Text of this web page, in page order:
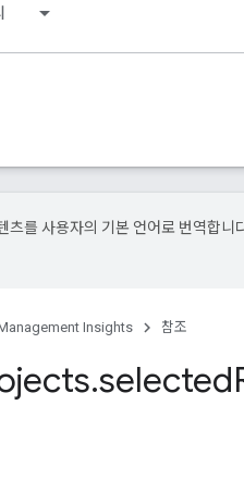
츠를 사용자의 기본 언어로 번역합니
Insights 참조
.selected